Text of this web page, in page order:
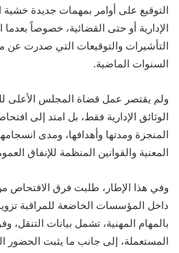
التوقيع على أوامر بمهمات جديدة
الإدارية أو حتى القضائية، خصوصاً
التأشيرات والتوقيعات التي صدرت عن
السنوات الماضية.
ولم يقتصر عمل قضاة المجلس الأعلى
الوثائق الإدارية فقط، بل امتد إلى
المنجزة ومدتها وأهدافها، ومدى
المعنية والقوانين المنظمة للإنفاق
وفي هذا الإطار، طلبت فرق الافتحاص من
داخل المؤسسات الخاضعة للمراقبة
بالمهام المهنية، تشمل بيانات التنقل،
المستعملة، إلى جانب ما يثبت الحضور